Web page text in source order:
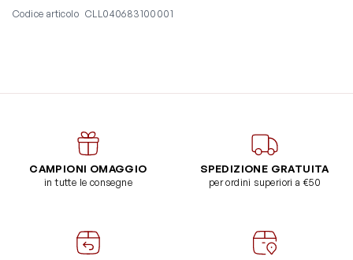
Codice articolo CLL040683100001
CAMPIONI OMAGGIO
in tutte le consegne
SPEDIZIONE GRATUITA
per ordini superiori a €50